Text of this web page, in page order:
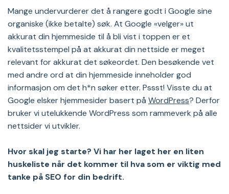
Mange undervurderer det å rangere godt i Google sine
organiske (ikke betalte) søk. At Google «velger» ut
akkurat din hjemmeside til å bli vist i toppen er et
kvalitetsstempel på at akkurat din nettside er meget
relevant for akkurat det søkeordet. Den besøkende vet
med andre ord at din hjemmeside inneholder god
informasjon om det h*n søker etter. Pssst! Visste du at
Google elsker hjemmesider basert på WordPress? Derfor
bruker vi utelukkende WordPress som rammeverk på alle
nettsider vi utvikler.
Hvor skal jeg starte? Vi har her laget her en liten
huskeliste når det kommer til hva som er viktig med
tanke på SEO for din bedrift.